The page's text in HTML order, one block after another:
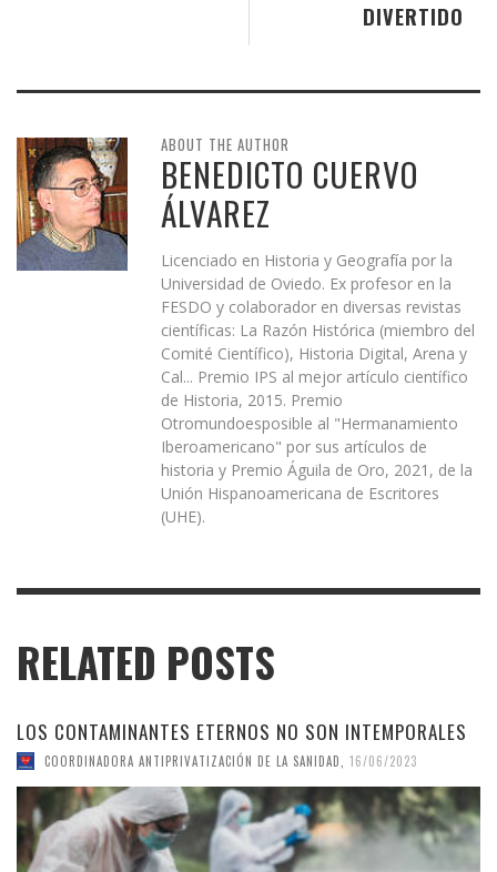
DIVERTIDO
ABOUT THE AUTHOR
BENEDICTO CUERVO
ÁLVAREZ
Licenciado en Historia y Geografía por la
Universidad de Oviedo. Ex profesor en la
FESDO y colaborador en diversas revistas
científicas: La Razón Histórica (miembro del
Comité Científico), Historia Digital, Arena y
Cal... Premio IPS al mejor artículo científico
de Historia, 2015. Premio
Otromundoesposible al "Hermanamiento
Iberoamericano" por sus artículos de
historia y Premio Águila de Oro, 2021, de la
Unión Hispanoamericana de Escritores
(UHE).
RELATED POSTS
LOS CONTAMINANTES ETERNOS NO SON INTEMPORALES
COORDINADORA ANTIPRIVATIZACIÓN DE LA SANIDAD 16/06/2023